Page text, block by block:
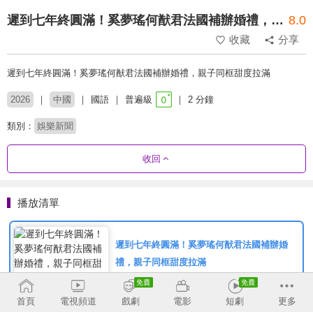
遲到七年終圓滿！奚夢瑤何猷君法國補辦婚禮，親子同框甜度拉滿 8.0
收藏 分享
遲到七年終圓滿！奚夢瑤何猷君法國補辦婚禮，親子同框甜度拉滿
2026 中國 國語 普遍級 2 分鐘
類別： 娛樂新聞
收回
播放清單
遲到七年終圓滿！奚夢瑤何猷君法國補辦婚
禮，親子同框甜度拉滿
首頁 電視頻道 戲劇 電影 短劇 更多